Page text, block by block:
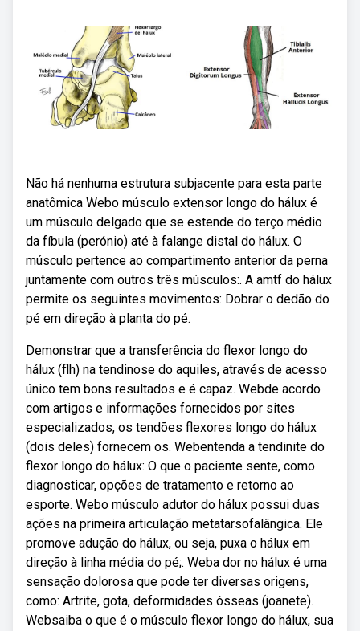
Não há nenhuma estrutura subjacente para esta parte
anatômica Webo músculo extensor longo do hálux é
um músculo delgado que se estende do terço médio
da fíbula (perónio) até à falange distal do hálux. O
músculo pertence ao compartimento anterior da perna
juntamente com outros três músculos:. A amtf do hálux
permite os seguintes movimentos: Dobrar o dedão do
pé em direção à planta do pé.
Demonstrar que a transferência do flexor longo do
hálux (flh) na tendinose do aquiles, através de acesso
único tem bons resultados e é capaz. Webde acordo
com artigos e informações fornecidos por sites
especializados, os tendões flexores longo do hálux
(dois deles) fornecem os. Webentenda a tendinite do
flexor longo do hálux: O que o paciente sente, como
diagnosticar, opções de tratamento e retorno ao
esporte. Webo músculo adutor do hálux possui duas
ações na primeira articulação metatarsofalângica. Ele
promove adução do hálux, ou seja, puxa o hálux em
direção à linha média do pé;. Weba dor no hálux é uma
sensação dolorosa que pode ter diversas origens,
como: Artrite, gota, deformidades ósseas (joanete).
Websaiba o que é o músculo flexor longo do hálux, sua